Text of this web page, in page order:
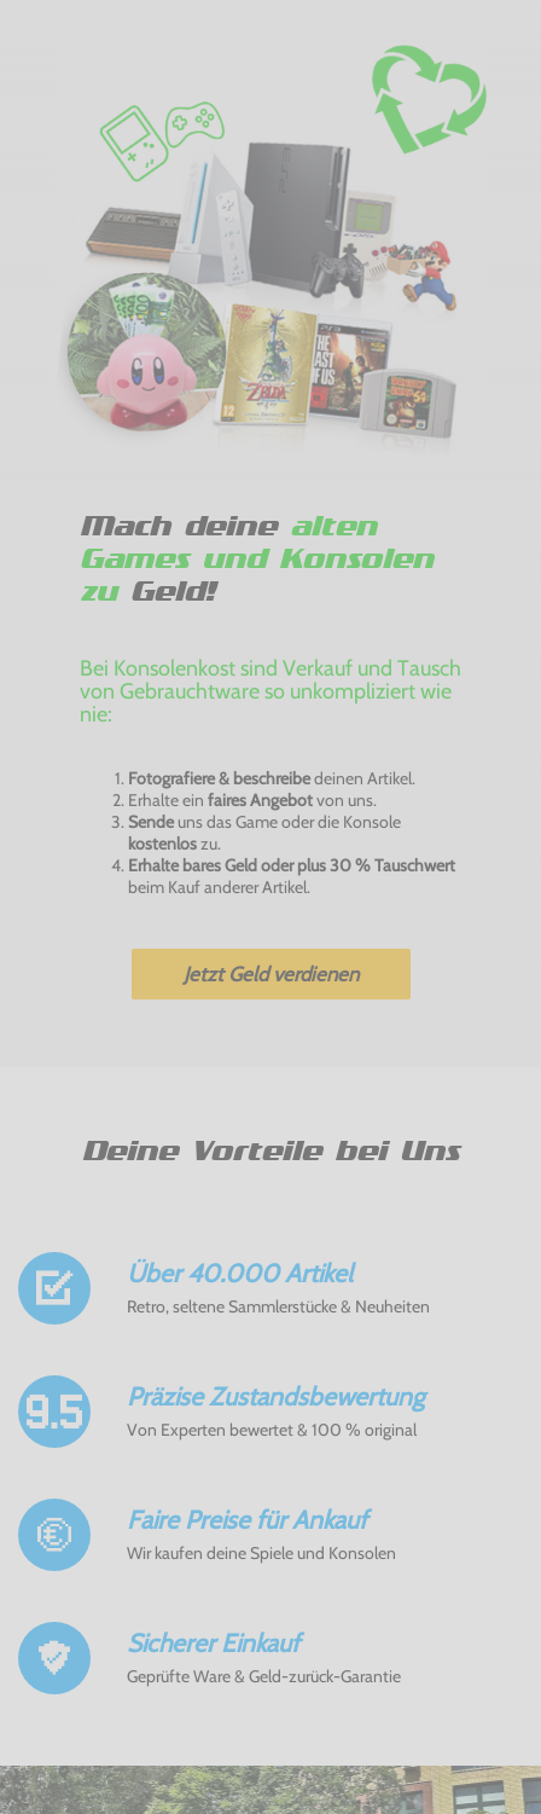
Mach deine alten
Games und Konsolen
zuGeld!
Bei Konsolenkost sind Verkauf und Tausch
von Gebrauchtware so unkompliziert wie
nie:
Fotografiere & beschreibedeinen Artikel.
Erhalte ein faires Angebotvon uns.
Sendeuns das Game oder die Konsole
kostenloszu.
Erhalte bares Geld oder plus 30 % Tauschwert
beim Kauf anderer Artikel.
Jetzt Geld verdienen
Deine Vorteile bei Uns
Über 40.000 Artikel
Retro, seltene Sammlerstücke & Neuheiten
Präzise Zustandsbewertung
Von Experten bewertet & 100 % original
Faire Preise für Ankauf
Wir kaufen deine Spiele und Konsolen
Sicherer Einkauf
Geprüfte Ware & Geld-zurück-Garantie